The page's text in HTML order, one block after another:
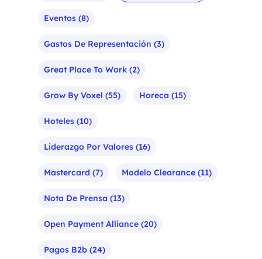
Eventos (8)
Gastos De Representación (3)
Great Place To Work (2)
Grow By Voxel (55) Horeca (15)
Hoteles (10)
Liderazgo Por Valores (16)
Mastercard (7) Modelo Clearance (11)
Nota De Prensa (13)
Open Payment Alliance (20)
Pagos B2b (24)